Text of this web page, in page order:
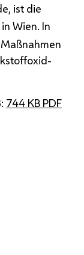
ist die
Wien. In
744 KB PDF